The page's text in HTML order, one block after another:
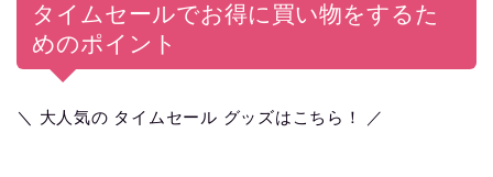
タイムセールでお得に買い物をするた
めのポイント
＼ 大人気の タイムセール グッズはこちら！ ／